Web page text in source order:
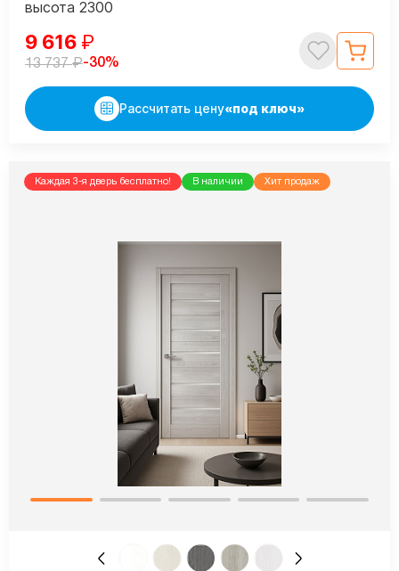
высота 2300
9 616 ₽
13 737₽-30%
Рассчитать цену«под ключ»
Каждая 3-я дверь бесплатно! В наличии Хит продаж